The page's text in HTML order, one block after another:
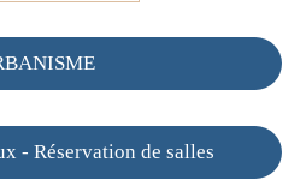
- Réservation de salles